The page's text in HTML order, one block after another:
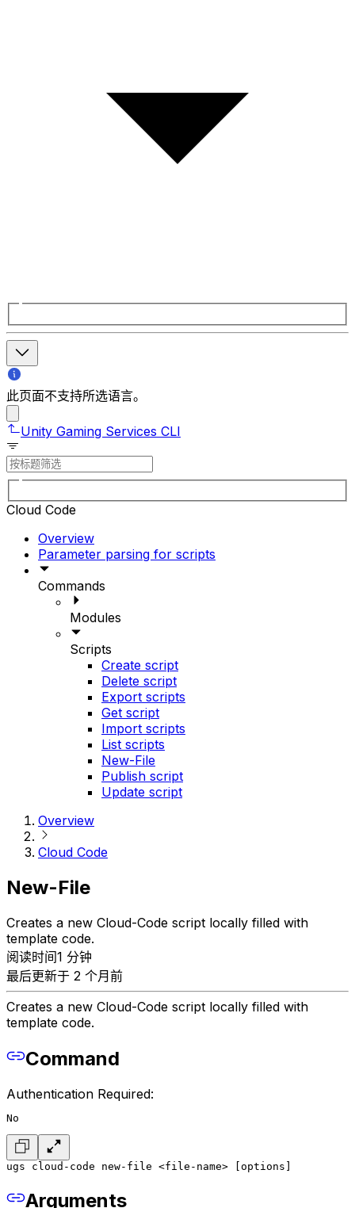
此页面不支持所选语言。
Unity Gaming Services CLI
Cloud Code
Overview
Parameter parsing for scripts
Commands
Modules
Scripts
Create script
Delete script
Export scripts
Get script
Import scripts
List scripts
New-File
Publish script
Update script
Overview
Cloud Code
New-File
Creates a new Cloud-Code script locally filled with
template code.
阅读时间1 分钟
最后更新于 2 个月前
Creates a new Cloud-Code script locally filled with
template code.
Command
Authentication Required:
No
ugs cloud-code new-file <file-name> [options]
Arguments